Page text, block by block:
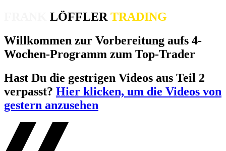
LÖFFLER TRADING
Willkommen zur Vorbereitung aufs 4-
Wochen-Programm zum Top-Trader
Hast Du die gestrigen Videos aus Teil 2
verpasst? Hier klicken, um die Videos von
gestern anzusehen